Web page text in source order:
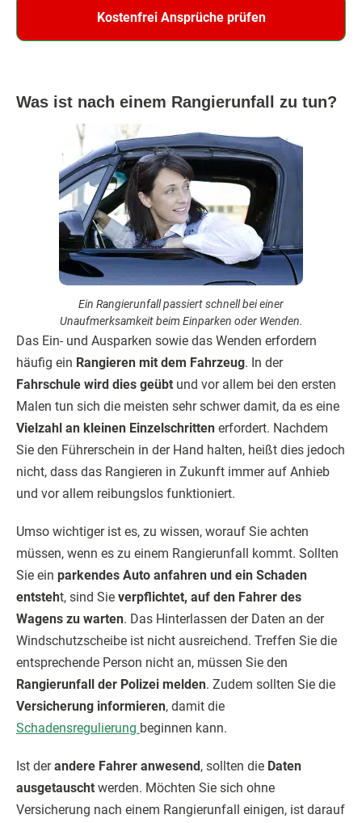
Kostenfrei Ansprüche prüfen
Was ist nach einem Rangierunfall zu tun?
Ein Rangierunfall passiert schnell bei einer
Unaufmerksamkeit beim Einparken oder Wenden.
Das Ein- und Ausparken sowie das Wenden erfordern
häufig ein Rangieren mit dem Fahrzeug. In der
Fahrschule wird dies geübt und vor allem bei den ersten
Malen tun sich die meisten sehr schwer damit, da es eine
Vielzahl an kleinen Einzelschritten erfordert. Nachdem
Sie den Führerschein in der Hand halten, heißt dies jedoch
nicht, dass das Rangieren in Zukunft immer auf Anhieb
und vor allem reibungslos funktioniert.
Umso wichtiger ist es, zu wissen, worauf Sie achten
müssen, wenn es zu einem Rangierunfall kommt. Sollten
Sie ein parkendes Auto anfahren und ein Schaden
entsteht, sind Sie verpflichtet, auf den Fahrer des
Wagens zu warten. Das Hinterlassen der Daten an der
Windschutzscheibe ist nicht ausreichend. Treffen Sie die
entsprechende Person nicht an, müssen Sie den
Rangierunfall der Polizei melden. Zudem sollten Sie die
Versicherung informieren, damit die
Schadensregulierung beginnen kann.
Ist derandere Fahrer anwesend, sollten die Daten
ausgetauscht werden. Möchten Sie sich ohne
Versicherung nach einem Rangierunfall einigen, ist darauf